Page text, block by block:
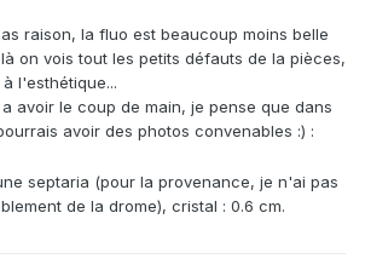
raison, la fluo est beaucoup moins belle
on vois tout les petits défauts de la pièces,
l'esthétique...
avoir le coup de main, je pense que dans
avoir des photos convenables :) :
septaria (pour la provenance, je n'ai pas
de la drome), cristal : 0.6 cm.